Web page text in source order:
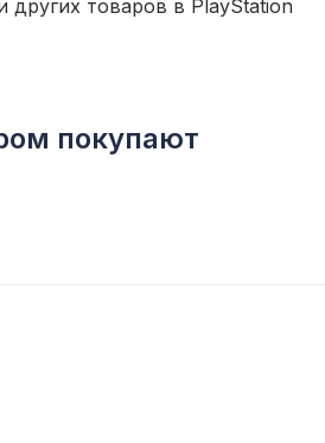
других товаров в PlayStation
покупают